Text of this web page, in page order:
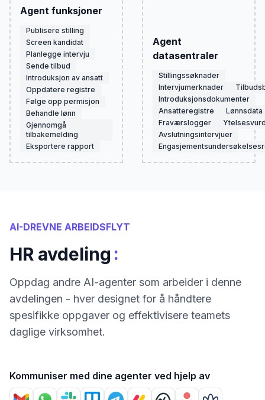
Agent funksjoner
Publisere stilling
Screen kandidat
Planlegge intervju
Sende tilbud
Introduksjon av ansatt
Oppdatere registre
Følge opp permisjon
Behandle lønn
Gjennomgå
tilbakemelding
Eksportere rapport
Agent
datasentraler
Stillingssøknader
Intervjumerknader
Introduksjonsdokumenter
Ansatteregistre
Lønnsdata
Fraværslogger
Avslutningsintervjuer
AI-DREVNE ARBEIDSFLYT
HR avdeling :
Oppdag andre AI-agenter som arbeider i denne
avdelingen - hver designet for å håndtere
spesifikke oppgaver og effektivisere teamets
daglige virksomhet.
Kommuniser med dine agenter ved hjelp av